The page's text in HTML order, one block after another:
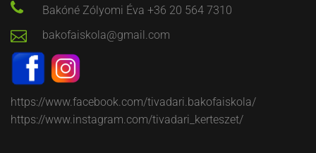
Bakóné Zólyomi Éva +36 20 564 7310
bakofaiskola@gmail.com
https://www.facebook.com/tivadari.bakofaiskola/
https://www.instagram.com/tivadari_kerteszet/